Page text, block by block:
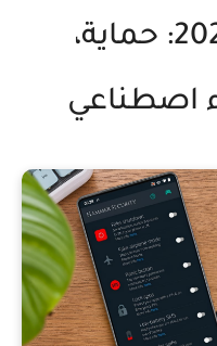
"خارقة" لعام 2026: حماية،
اصطناعي